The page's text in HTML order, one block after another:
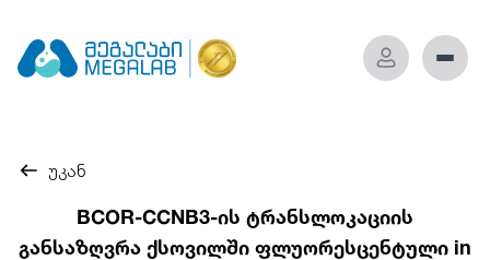
უკან
BCOR-CCNB3-ის ტრანსლოკაციის
განსაზღვრა ქსოვილში ფლუორესცენტული in